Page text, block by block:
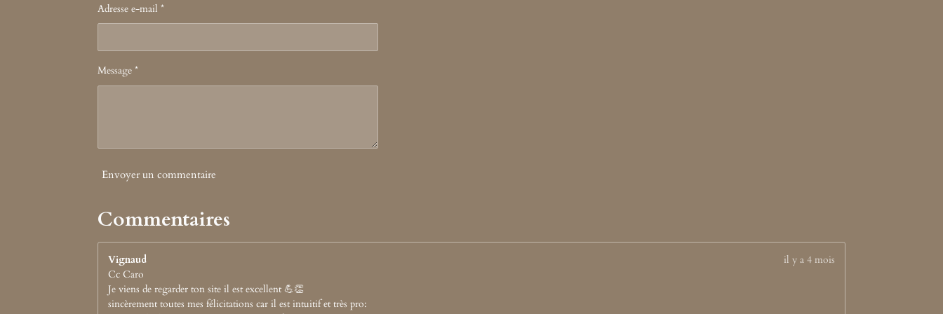
Adresse e-mail *
Message *
Envoyer un commentaire
Commentaires
Vignaud
il y a 4 mois
Cc Caro
Je viens de regarder ton site il est excellent 💪👏
sincèrement toutes mes félicitations car il est intuitif et très pro: